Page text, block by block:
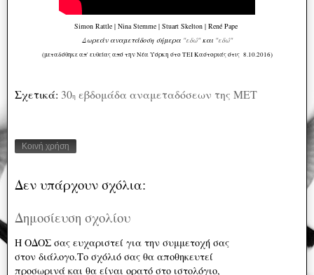
Simon Rattle | Nina Stemme | Stuart Skelton | René Pape
Δωρεάν αναμετάδοση σήμερα "εδώ"και "εδώ"
(μεταδόθηκε απ' ευθείας από την Νέα Υόρκη στο ΤΕΙ Καστοριάς στις 8.10.2016)
Σχετικά: 30η εβδομάδα αναμεταδόσεων της ΜΕΤ
Κοινή χρήση
Δεν υπάρχουν σχόλια:
Δημοσίευση σχολίου
Η ΟΔΟΣ σας ευχαριστεί για την συμμετοχή σας
στον διάλογο.Το σχόλιό σας θα αποθηκευτεί
προσωρινά και θα είναι ορατό στο ιστολόγιο,